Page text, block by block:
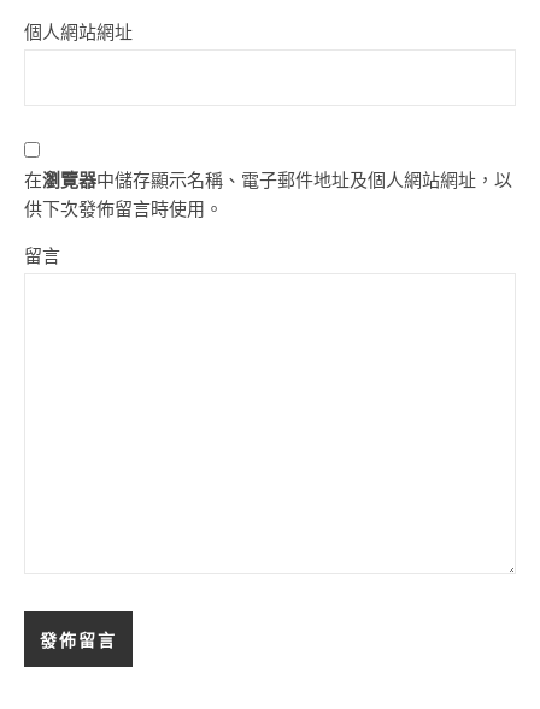
個人網站網址
在瀏覽器中儲存顯示名稱、電子郵件地址及個人網站網址，以
供下次發佈留言時使用。
留言